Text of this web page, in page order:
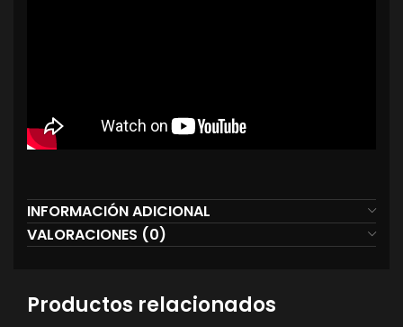
INFORMACIÓN ADICIONAL
VALORACIONES (0)
Productos relacionados